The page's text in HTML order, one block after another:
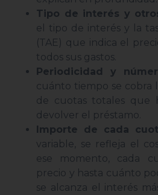
Tipo de interés y
el tipo de interés y la
(TAE) que indica el
todos sus gastos.
Periodicidad y
cuánto tiempo se cobra
de cuotas totales que
devolver el préstamo.
Importe de cada
variable, se refleja el
ese momento, cada
precio y hasta cuánto
se alcanza el interés